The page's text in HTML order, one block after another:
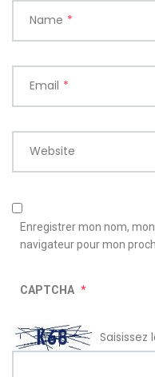
Name *
Email *
Website
Enregistrer mon nom,
navigateur pour mon
CAPTCHA *